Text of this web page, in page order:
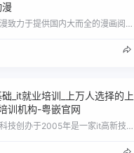
搜动漫致力于提供国内大而全的漫画阅读平台\uff0c拥有神印王座漫画\uff0c绝世唐门漫画\uff0c凤起苍岚漫画\uff0c妖神…
_it就业培训_上万人选择的上
训机构-粤嵌官网
粤嵌科技创办于2005年是一家it高新技术企业，专注it职业教育15年，主要培训课程分别有嵌入式培训、java培训、unity游戏开…